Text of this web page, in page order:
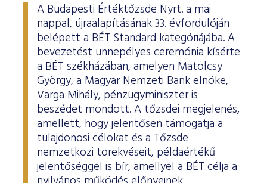
A Budapesti Értéktőzsde Nyrt. a mai
nappal, újraalapításának 33. évfordulóján
belépett a BÉT Standard kategóriájába. A
bevezetést ünnepélyes ceremónia kísérte
a BÉT székházában, amelyen Matolcsy
György, a Magyar Nemzeti Bank elnöke,
Varga Mihály, pénzügyminiszter is
beszédet mondott. A tőzsdei megjelenés,
amellett, hogy jelentősen támogatja a
tulajdonosi célokat és a Tőzsde
nemzetközi törekvéseit, példaértékű
jelentőséggel is bír, amellyel a BÉT célja a